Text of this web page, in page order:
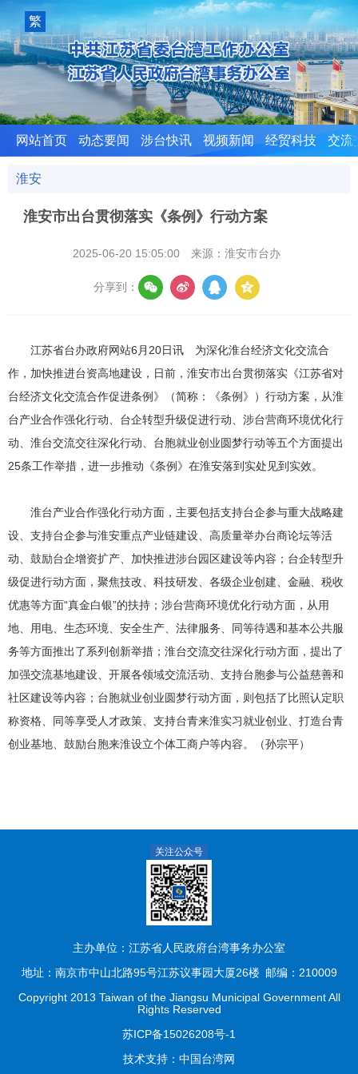
繁
體
版
网站首页 动态要闻 涉台快讯 视频新闻 经贸科技 交流
淮安
淮安市出台贯彻落实《条例》行动方案
2025-06-20 15:05:00 来源：淮安市台办
分享到：
江苏省台办政府网站6月20日讯 为深化淮台经济文化交流合
作，加快推进台资高地建设，日前，淮安市出台贯彻落实《江苏省对
台经济文化交流合作促进条例》（简称：《条例》）行动方案，从淮
台产业合作强化行动、台企转型升级促进行动、涉台营商环境优化行
动、淮台交流交往深化行动、台胞就业创业圆梦行动等五个方面提出
25条工作举措，进一步推动《条例》在淮安落到实处见到实效。
淮台产业合作强化行动方面，主要包括支持台企参与重大战略建
设、支持台企参与淮安重点产业链建设、高质量举办台商论坛等活
动、鼓励台企增资扩产、加快推进涉台园区建设等内容；台企转型升
级促进行动方面，聚焦技改、科技研发、各级企业创建、金融、税收
优惠等方面“真金白银”的扶持；涉台营商环境优化行动方面，从用
地、用电、生态环境、安全生产、法律服务、同等待遇和基本公共服
务等方面推出了系列创新举措；淮台交流交往深化行动方面，提出了
加强交流基地建设、开展各领域交流活动、支持台胞参与公益慈善和
社区建设等内容；台胞就业创业圆梦行动方面，则包括了比照认定职
称资格、同等享受人才政策、支持台青来淮实习就业创业、打造台青
创业基地、鼓励台胞来淮设立个体工商户等内容。（孙宗平）
关注公众号
主办单位：江苏省人民政府台湾事务办公室
地址：南京市中山北路95号江苏议事园大厦26楼 邮编：210009
Copyright 2013 Taiwan of the Jiangsu Municipal Government All
Rights Reserved
苏ICP备15026208号-1
技术支持： 中国台湾网